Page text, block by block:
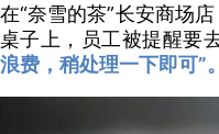
在“奈雪的茶”长安商场
桌子上，员工被提醒要
浪费，稍处理一下即可”。